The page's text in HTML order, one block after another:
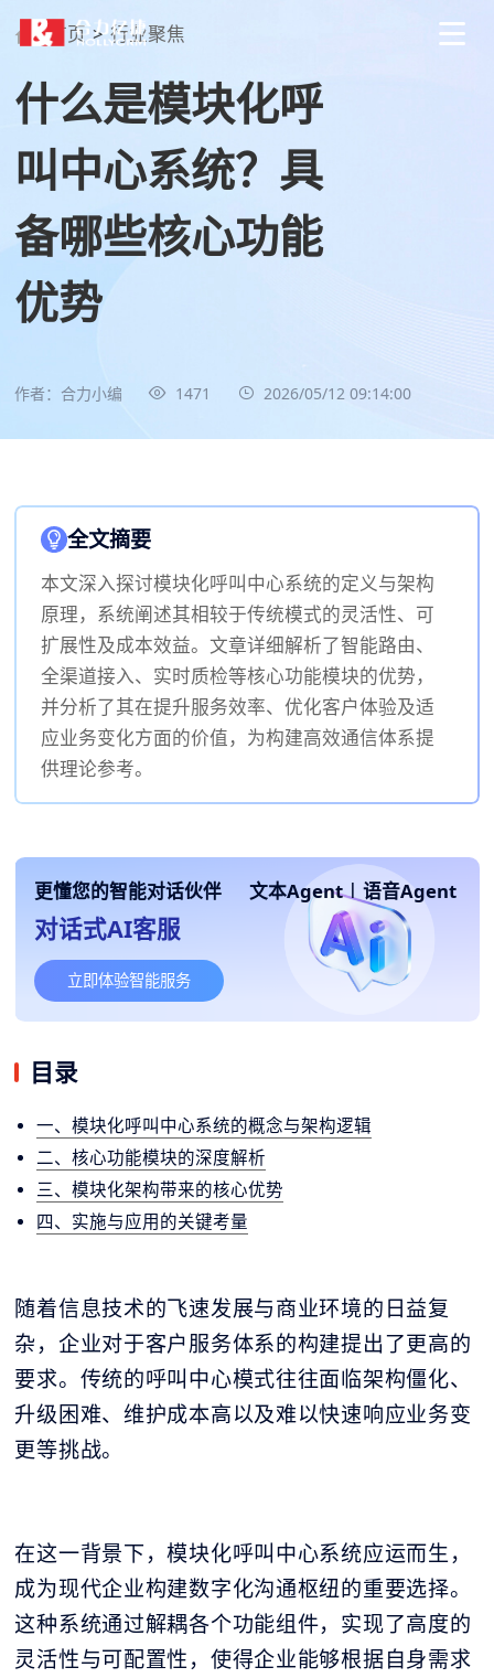
首页 > 行业聚焦
什么是模块化呼
叫中心系统？具
备哪些核心功能
优势
作者：合力小编 1471 2026/05/12 09:14:00
全文摘要
本文深入探讨模块化呼叫中心系统的定义与架构
原理，系统阐述其相较于传统模式的灵活性、可
扩展性及成本效益。文章详细解析了智能路由、
全渠道接入、实时质检等核心功能模块的优势，
并分析了其在提升服务效率、优化客户体验及适
应业务变化方面的价值，为构建高效通信体系提
供理论参考。
更懂您的智能对话伙伴 文本Agent | 语音Agent
对话式AI客服
立即体验智能服务
目录
一、模块化呼叫中心系统的概念与架构逻辑
二、核心功能模块的深度解析
三、模块化架构带来的核心优势
四、实施与应用的关键考量
随着信息技术的飞速发展与商业环境的日益复
杂，企业对于客户服务体系的构建提出了更高的
要求。传统的呼叫中心模式往往面临架构僵化、
升级困难、维护成本高以及难以快速响应业务变
更等挑战。
在这一背景下，模块化呼叫中心系统应运而生，
成为现代企业构建数字化沟通枢纽的重要选择。
这种系统通过解耦各个功能组件，实现了高度的
灵活性与可配置性，使得企业能够根据自身需求